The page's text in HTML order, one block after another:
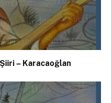
Şiiri – Karacaoğlan